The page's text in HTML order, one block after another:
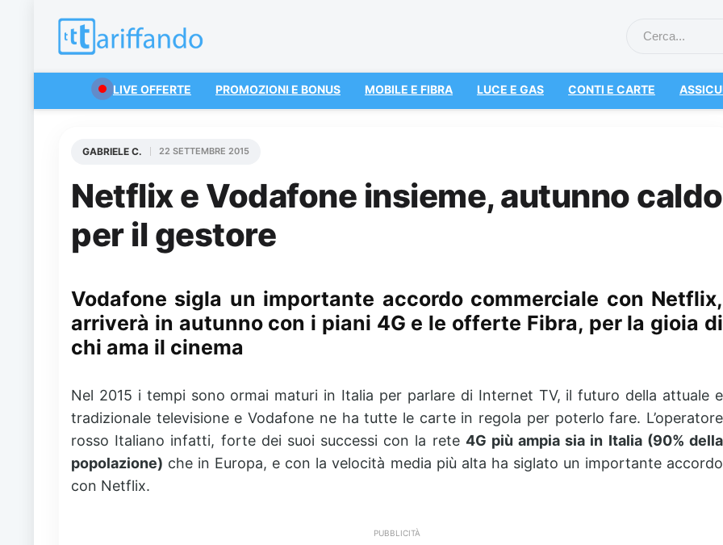
LIVE OFFERTE PROMOZIONI E BONUS MOBILE E FIBRA LUCE E GAS CONTI E CARTE
Netflix e Vodafone insieme, autunno caldo
per il gestore
GABRIELE C. 22 SETTEMBRE 2015
Vodafone sigla un importante accordo commerciale con Netflix,
arriverà in autunno con i piani 4G e le offerte Fibra, per la gioia di
chi ama il cinema
Nel 2015 i tempi sono ormai maturi in Italia per parlare di Internet TV, il futuro della attuale e
tradizionale televisione e Vodafone ne ha tutte le carte in regola per poterlo fare. L’operatore
rosso Italiano infatti, forte dei suoi successi con la rete 4G più ampia sia in Italia (90% della
popolazione) che in Europa, e con la velocità media più alta ha siglato un importante accordo
con Netflix.
PUBBLICITÀ